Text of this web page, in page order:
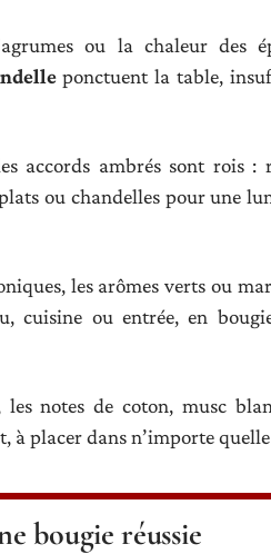
ou la chaleur des
ponctuent la table,
accords ambrés sont rois :
ou chandelles pour une
les arômes verts ou
cuisine ou entrée, en
les notes de coton, musc
placer dans n’importe
bougie réussie